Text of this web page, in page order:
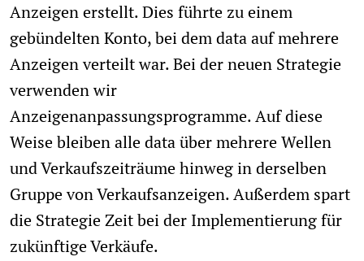
Anzeigen erstellt. Dies führte zu einem
gebündelten Konto, bei dem data auf mehrere
Anzeigen verteilt war. Bei der neuen Strategie
verwenden wir
Anzeigenanpassungsprogramme. Auf diese
Weise bleiben alle data über mehrere Wellen
und Verkaufszeiträume hinweg in derselben
Gruppe von Verkaufsanzeigen. Außerdem spart
die Strategie Zeit bei der Implementierung für
zukünftige Verkäufe.